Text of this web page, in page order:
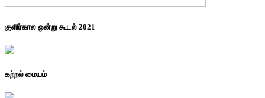
குளிர்கால ஒன்று கூடல் 2021
கற்றல் மையம்